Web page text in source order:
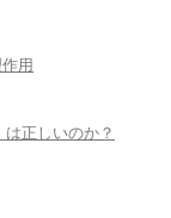
用
正しいのか？